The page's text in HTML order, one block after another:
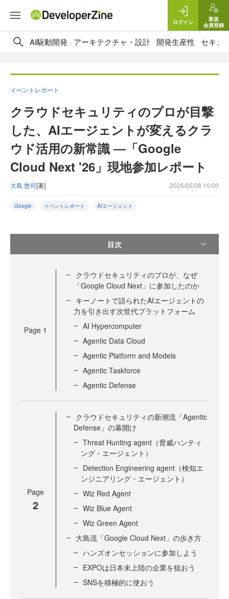
ログイン
新規
会員登録
AI駆動開発 アーキテクチャ・設計 開発生産性 セキュ
イベントレポート
クラウドセキュリティのプロが目撃
した、AIエージェントが変えるクラ
ウド活用の新常識 ―「Google
Cloud Next '26」現地参加レポート
大島 悠司[著] 2026/05/08 10:00
Google イベントレポート AIエージェント
目次
Page 1
クラウドセキュリティのプロが、なぜ
「Google Cloud Next」に参加したのか
キーノートで語られたAIエージェントの
力を引き出す次世代プラットフォーム
AI Hypercomputer
Agentic Data Cloud
Agentic Platform and Models
Agentic Taskforce
Agentic Defense
Page
2
クラウドセキュリティの新潮流「Agentic
Defense」の幕開け
Threat Hunting agent（脅威ハンティ
ング・エージェント）
Detection Engineering agent（検知エ
ンジニアリング・エージェント）
Wiz Red Agent
Wiz Blue Agent
Wiz Green Agent
大島流「Google Cloud Next」の歩き方
ハンズオンセッションに参加しよう
EXPOは日本未上陸の企業を狙おう
SNSを積極的に使おう